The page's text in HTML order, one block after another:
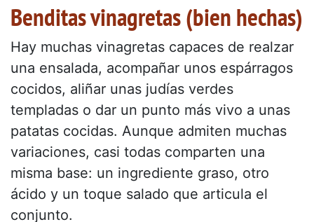
Benditas vinagretas (bien hechas)
Hay muchas vinagretas capaces de realzar
una ensalada, acompañar unos espárragos
cocidos, aliñar unas judías verdes
templadas o dar un punto más vivo a unas
patatas cocidas. Aunque admiten muchas
variaciones, casi todas comparten una
misma base: un ingrediente graso, otro
ácido y un toque salado que articula el
conjunto.